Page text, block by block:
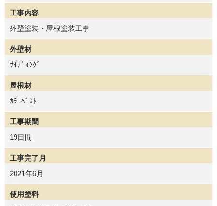
工事内容
外壁塗装・屋根塗装工事
外壁材
ｻｲﾃﾞｨﾝｸﾞ
屋根材
ｶﾗｰﾍﾞｽﾄ
工事期間
19日間
工事完了月
2021年6月
使用塗料